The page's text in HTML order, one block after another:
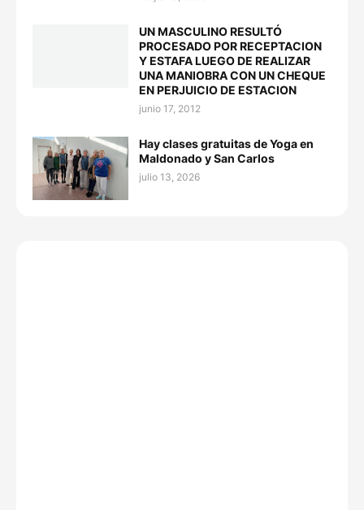
UN MASCULINO RESULTÓ
PROCESADO POR RECEPTACION
Y ESTAFA LUEGO DE REALIZAR
UNA MANIOBRA CON UN CHEQUE
EN PERJUICIO DE ESTACION
junio 17, 2012
Hay clases gratuitas de Yoga en
Maldonado y San Carlos
julio 13, 2026